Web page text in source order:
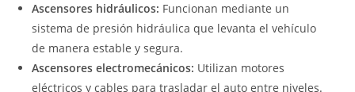
Ascensores hidráulicos: Funcionan mediante un
sistema de presión hidráulica que levanta el vehículo
de manera estable y segura.
Ascensores electromecánicos: Utilizan motores
eléctricos y cables para trasladar el auto entre niveles.